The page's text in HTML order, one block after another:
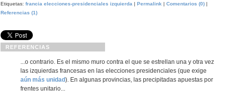
Etiquetas: francia elecciones-presidenciales izquierda | Permalink | Comentarios (0) |
Referencias (1)
REFERENCIAS
...o contrario. Es el mismo muro contra el que se estrellan una y otra vez
las izquierdas francesas en las elecciones presidenciales (que exige
aún más unidad). En algunas provincias, las precipitadas apuestas por
frentes unitario...